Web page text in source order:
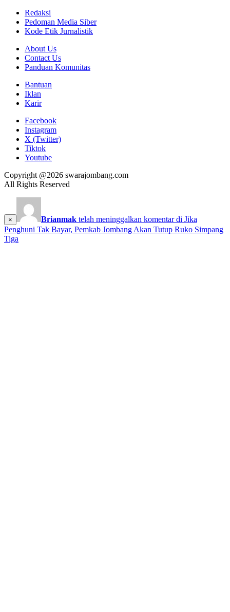
Redaksi
Pedoman Media Siber
Kode Etik Jurnalistik
About Us
Contact Us
Panduan Komunitas
Bantuan
Iklan
Karir
Facebook
Instagram
X (Twitter)
Tiktok
Youtube
Copyright @2026 swarajombang.com
All Rights Reserved
× Brianmak telah meninggalkan komentar di Jika
Penghuni Tak Bayar, Pemkab Jombang Akan Tutup Ruko Simpang
Tiga